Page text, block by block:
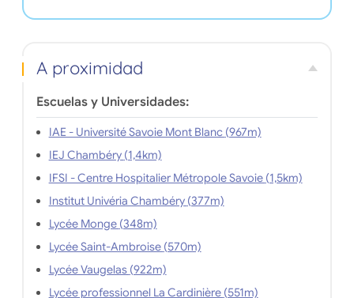
A proximidad
Escuelas y Universidades:
IAE - Université Savoie Mont Blanc (967m)
IEJ Chambéry (1,4km)
IFSI - Centre Hospitalier Métropole Savoie (1,5km)
Institut Univéria Chambéry (377m)
Lycée Monge (348m)
Lycée Saint-Ambroise (570m)
Lycée Vaugelas (922m)
Lycée professionnel La Cardinière (551m)